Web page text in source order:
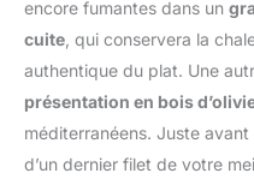
encore fumantes dans un
cuite , qui conservera la
authentique du plat. Une
présentation en bois
méditerranéens. Juste
d’un dernier filet de votre